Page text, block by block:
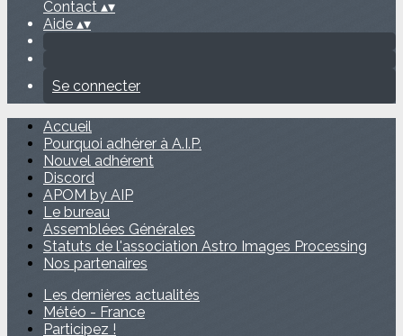
Contact ▴▾
Aide ▴▾
Se connecter
Accueil
Pourquoi adhérer à A.I.P.
Nouvel adhérent
Discord
APOM by AIP
Le bureau
Assemblées Générales
Statuts de l'association Astro Images Processing
Nos partenaires
Les dernières actualités
Météo - France
Participez !